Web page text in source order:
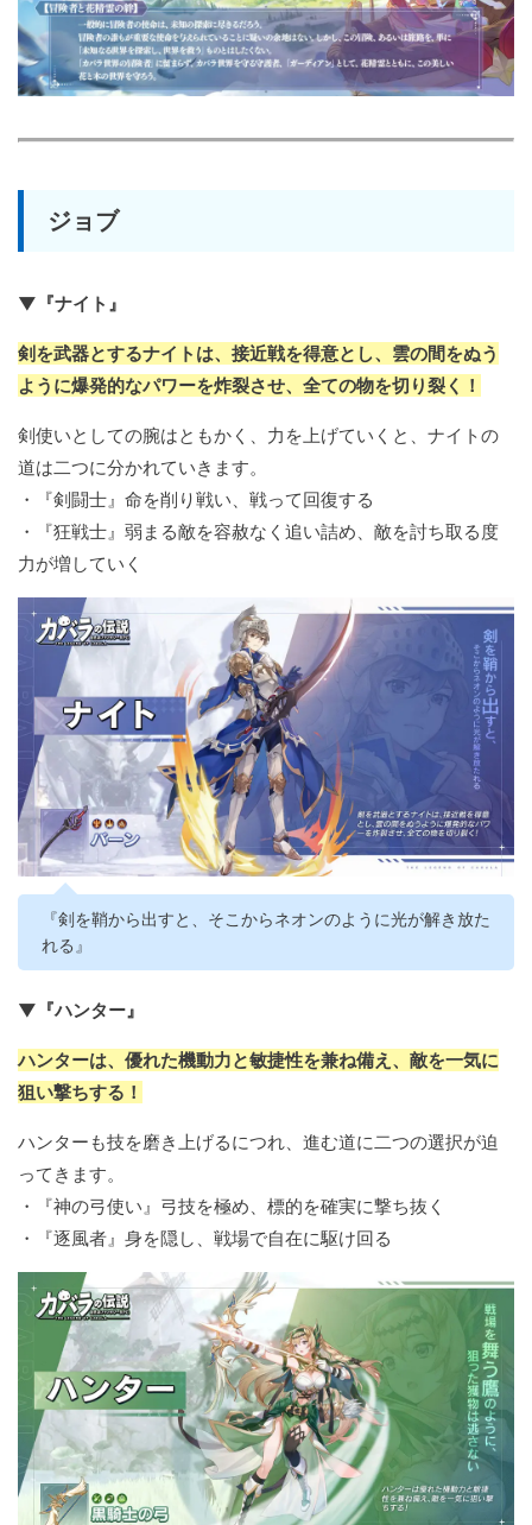
ジョブ
▼『ナイト』
剣を武器とするナイトは、接近戦を得意とし、雲の間をぬう
ように爆発的なパワーを炸裂させ、全ての物を切り裂く！
剣使いとしての腕はともかく、力を上げていくと、ナイトの
道は二つに分かれていきます。
・『剣闘士』命を削り戦い、戦って回復する
・『狂戦士』弱まる敵を容赦なく追い詰め、敵を討ち取る度
力が増していく
『剣を鞘から出すと、そこからネオンのように光が解き放た
れる』
▼『ハンター』
ハンターは、優れた機動力と敏捷性を兼ね備え、敵を一気に
狙い撃ちする！
ハンターも技を磨き上げるにつれ、進む道に二つの選択が迫
ってきます。
・『神の弓使い』弓技を極め、標的を確実に撃ち抜く
・『逐風者』身を隠し、戦場で自在に駆け回る